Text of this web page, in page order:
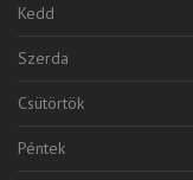
Kedd
Szerda
Csütörtök
Péntek